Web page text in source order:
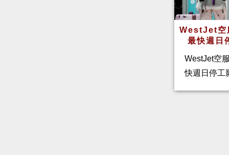
WestJet空
最快週日
WestJet空
快週日停工